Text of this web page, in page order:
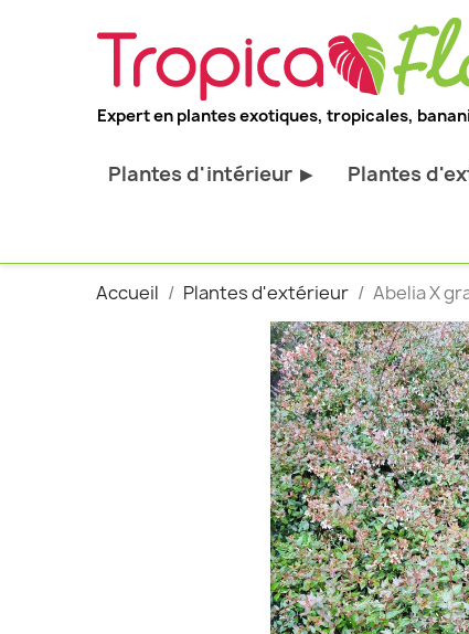
Expert en plantes exotiques, tropicales,
Plantes d'intérieur ▶
Plantes pour bureau
Palmier d'intérieur
Cactus & Succulentes
Sujets d'exception
Plantes
Toutes
Palmiers
Orchidées
Plantes et
décoratif
Plantes
Fourgères
Bambous
Accueil Plantes d'extérieur Abelia X